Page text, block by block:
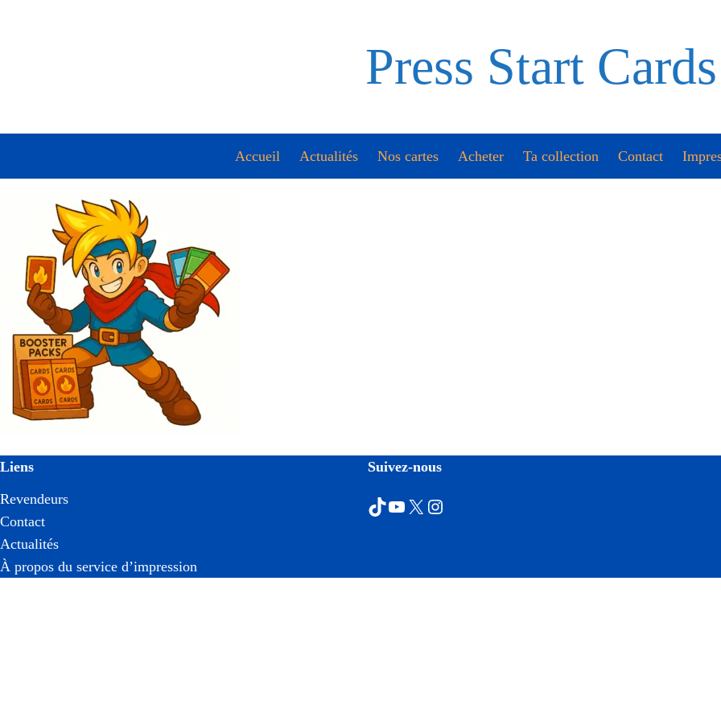
Press Start Cards
Accueil Actualités Nos cartes Acheter Ta collection Contact
Liens
Revendeurs
Contact
Actualités
À propos du service d’impression
Suivez-nous
TikTok
YouTube
X Instagram